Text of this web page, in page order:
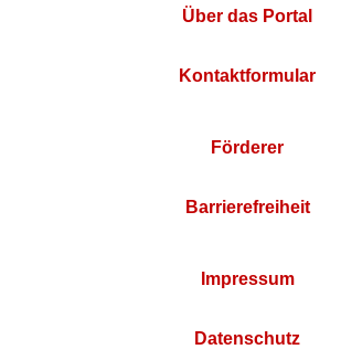
Über das Portal
Kontaktformular
Förderer
Barrierefreiheit
Impressum
Datenschutz